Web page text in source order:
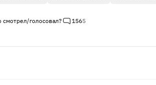
смотрел/голосовал? 1565